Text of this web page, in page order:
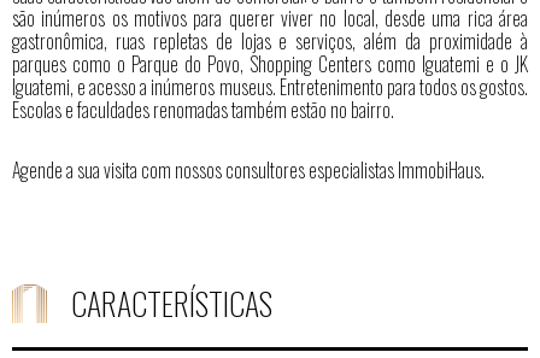
são inúmeros os motivos para querer viver no local, desde uma rica área
gastronômica, ruas repletas de lojas e serviços, além da proximidade à
parques como o Parque do Povo, Shopping Centers como Iguatemi e o JK
Iguatemi, e acesso a inúmeros museus. Entretenimento para todos os gostos.
Escolas e faculdades renomadas também estão no bairro.
Agende a sua visita com nossos consultores especialistas ImmobiHaus.
CARACTERÍSTICAS